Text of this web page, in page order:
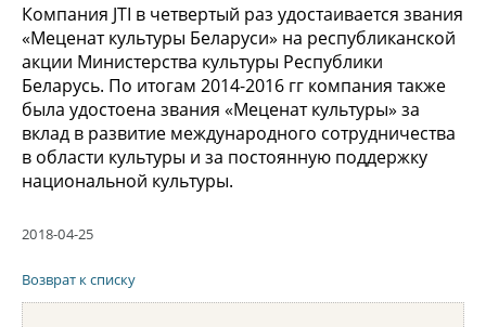
Компания JTI в четвертый раз удостаивается звания
«Меценат культуры Беларуси» на республиканской
акции Министерства культуры Республики
Беларусь. По итогам 2014-2016 гг компания также
была удостоена звания «Меценат культуры» за
вклад в развитие международного сотрудничества
в области культуры и за постоянную поддержку
национальной культуры.
2018-04-25
Возврат к списку